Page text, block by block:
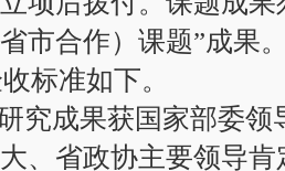
市合作）课题”成果
标准如下。
究成果获国家部委
大、省政协主要领导